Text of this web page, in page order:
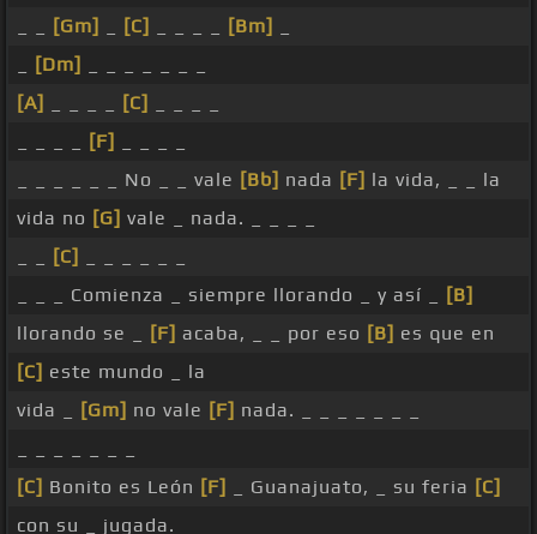
[Gm] [C] [Bm]
[Dm]
[A]
[C]
[F]
_ _ _ _ _ _ No _ _ vale [Bb] nada [F] la vida, _ _ la
vida no [G] vale _ nada. _ _ _ _
[C]
_ _ _ Comienza _ siempre llorando _ y así _
[B]
llorando se _
[F] acaba, _ _ por eso [B] es que en
[C] este mundo _ la
vida _
[Gm] no vale [F] nada. _ _ _ _ _ _ _
[C] Bonito es León [F] _ Guanajuato, _ su feria [C]
con su _ jugada.